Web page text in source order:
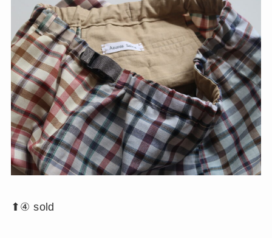
⬆︎④ sold